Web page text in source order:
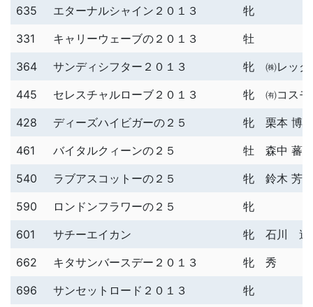
635
エターナルシャイン２０１３
牝
331
キャリーウェーブの２０１３
牡
364
サンディシフター２０１３ 牝
㈱レック
445
セレスチャルローブ２０１３ 牝
㈲コス
428
ディーズハイビガーの２５ 牝
栗本 博晴
461
バイタルクィーンの２５ 牡
森中 蕃
540
ラブアスコットーの２５ 牝
鈴木 芳夫
590
ロンドンフラワーの２５
牝
601
サチーエイカン 牝
石川 達
662
キタサンバースデー２０１３ 牝
秀
696
サンセットロード２０１３
牝